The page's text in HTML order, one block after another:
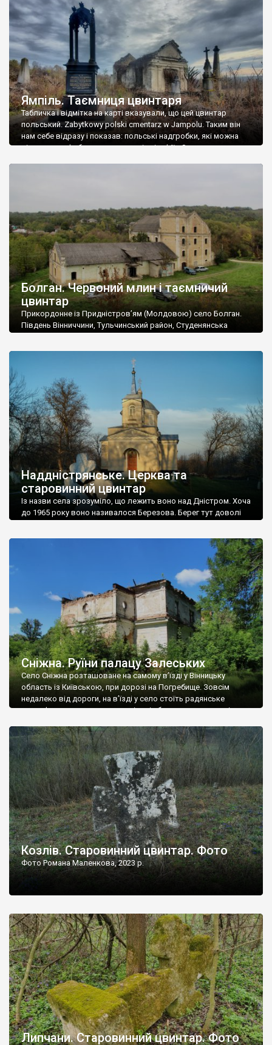
Ямпіль. Таємниця цвинтаря
Табличка і відмітка на карті вказували, що цей цвинтар
польський. Zabytkowy polski cmentarz w Jampolu. Таким він
нам себе відразу і показав: польські надгробки, які можна
віднести до фабричних, польські епітафії… Загалом цвинтар
Болган. Червоний млин і таємничий
цвинтар
Прикордонне із Придністров’ям (Молдовою) село Болган.
Південь Вінниччини, Тульчинський район, Студенянська
старовинний цвинтар із кам’яними хрестами. Всі епітафії, які
збереглися, написані кирилицею, церковнослов’янською
мовою. За всіма традиційними ознаками – цвинтар
український. Хрести датуються 19 століттям. У 1924-1940
роках Болган […]
Наддністрянське. Церква та
старовинний цвинтар
Із назви села зрозуміло, що лежить воно над Дністром. Хоча
до 1965 року воно називалося Березова. Берег тут доволі
Наддністрянське відрізняється від більшості навколишніх
сіл. У селі є мурована Михайлівська церква. Точної дати […]
Сніжна. Руїни палацу Залеських
Село Сніжна розташоване на самому в’їзді у Вінницьку
область із Київською, при дорозі на Погребище. Зовсім
недалеко від дороги, на в’їзді у село стоїть радянське
рельєфне пано, яке показує жінку і яблуню, а трохи далі, десь
не видно, але видно дві стареньких колії у траві – […]
Козлів. Старовинний цвинтар. Фото
Фото Романа Маленкова, 2023 р.
Липчани. Старовинний цвинтар. Фото